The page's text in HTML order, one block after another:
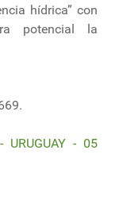
hídrica” con
potencial la
URUGUAY - 05